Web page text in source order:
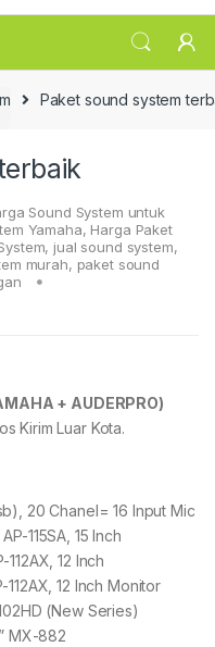
Paket sound system
Sound System untuk
Yamaha, Harga Paket
, jual sound system,
murah, paket sound
+ AUDERPRO)
Kirim Luar Kota.
20 Chanel= 16 Input Mic
115SA, 15 Inch
12 Inch
112AX, 12 Inch Monitor
(New Series)
MX-882